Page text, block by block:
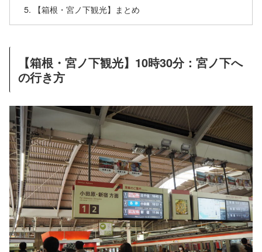
【箱根・宮ノ下観光】まとめ
【箱根・宮ノ下観光】10時30分：宮ノ下へ
の行き方